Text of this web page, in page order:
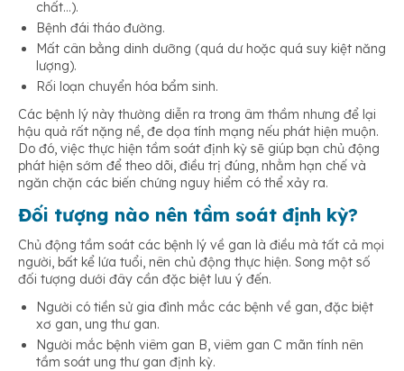
chất…).
Bệnh đái tháo đường.
Mất cân bằng dinh dưỡng (quá dư hoặc quá suy kiệt năng
lượng).
Rối loạn chuyển hóa bẩm sinh.
Các bệnh lý này thường diễn ra trong âm thầm nhưng để lại
hậu quả rất nặng nề, đe dọa tính mạng nếu phát hiện muộn.
Do đó, việc thực hiện tầm soát định kỳ sẽ giúp bạn chủ động
phát hiện sớm để theo dõi, điều trị đúng, nhằm hạn chế và
ngăn chặn các biến chứng nguy hiểm có thể xảy ra.
Đối tượng nào nên tầm soát định kỳ?
Chủ động tầm soát các bệnh lý về gan là điều mà tất cả mọi
người, bất kể lứa tuổi, nên chủ động thực hiện. Song một số
đối tượng dưới đây cần đặc biệt lưu ý đến.
Người có tiền sử gia đình mắc các bệnh về gan, đặc biệt
xơ gan, ung thư gan.
Người mắc bệnh viêm gan B, viêm gan C mãn tính nên
tầm soát ung thư gan định kỳ.